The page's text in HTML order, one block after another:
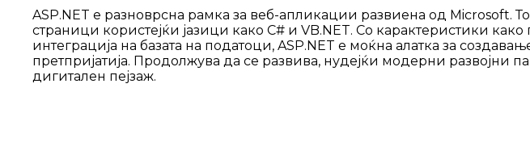
ASP.NET е разноврсна рамка за веб-апликации развиена од
страници користејќи јазици како C# и VB.NET. Со карактеристики
интеграција на базата на податоци, ASP.NET е моќна алатка за
претпријатија. Продолжува да се развива, нудејќи модерни
дигитален пејзаж.